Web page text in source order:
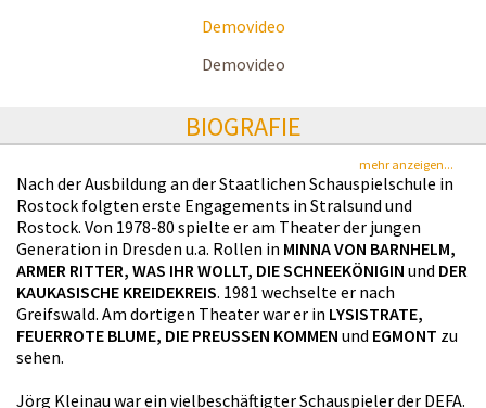
Demovideo
Demovideo
BIOGRAFIE
mehr anzeigen...
Nach der Ausbildung an der Staatlichen Schauspielschule in
Rostock folgten erste Engagements in Stralsund und
Rostock. Von 1978-80 spielte er am Theater der jungen
Generation in Dresden u.a. Rollen in MINNA VON BARNHELM,
ARMER RITTER, WAS IHR WOLLT, DIE SCHNEEKÖNIGIN und DER
KAUKASISCHE KREIDEKREIS. 1981 wechselte er nach
Greifswald. Am dortigen Theater war er in LYSISTRATE,
FEUERROTE BLUME, DIE PREUSSEN KOMMEN und EGMONT zu
sehen.
Jörg Kleinau war ein vielbeschäftigter Schauspieler der DEFA.